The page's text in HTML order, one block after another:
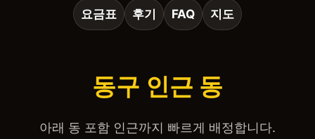
요금표 후기 FAQ 지도
동구 인근 동
아래 동 포함 인근까지 빠르게 배정합니다.